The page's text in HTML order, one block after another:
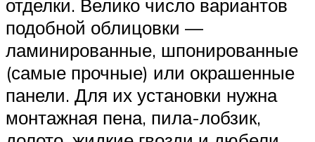
отделки. Велико число вариантов
подобной облицовки —
ламинированные, шпонированные
(самые прочные) или окрашенные
панели. Для их установки нужна
монтажная пена, пила-лобзик,